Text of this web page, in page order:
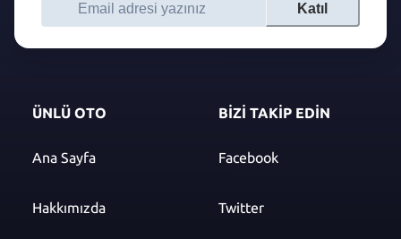
Katıl
ÜNLÜ OTO
Ana Sayfa
Hakkımızda
BİZİ TAKİP EDİN
Facebook
Twitter